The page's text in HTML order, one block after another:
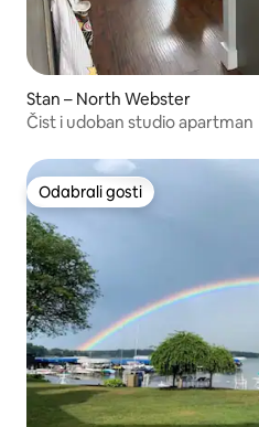
Stan – North Webster
Čist i udoban studio apartman
Odabrali gosti
Odabrali gosti